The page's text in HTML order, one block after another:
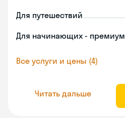
Для путешествий
Для начинающих - премиум
Все услуги и цены (4)
Читать дальше